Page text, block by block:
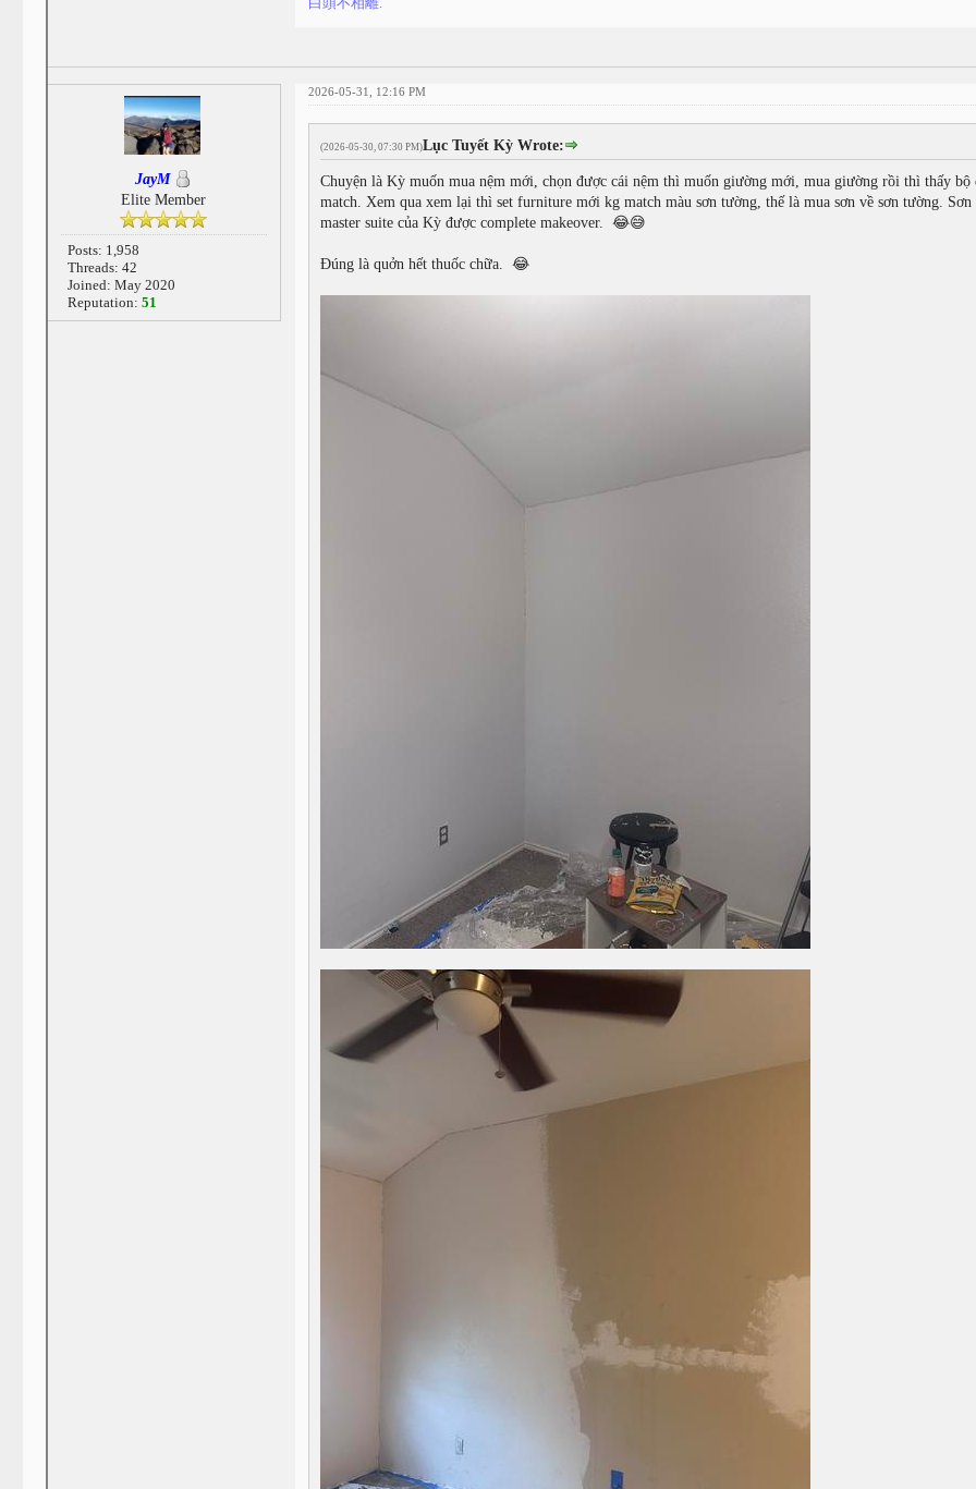
JayM
Elite Member
Posts: 1,958
Threads: 42
Joined: May 2020
Reputation:51
2026-05-31, 12:16 PM
(2026-05-30, 07:30 PM)Lục Tuyết Kỳ Wrote:
Chuyện là Kỳ muốn mua nệm mới, chọn được cái nệm thì muốn giường mới, mua giường rồi thì thấy bộ
match. Xem qua xem lại thì set furniture mới kg match màu sơn tường, thế là mua sơn về sơn tường.
master suite của Kỳ được complete makeover. 😂😅
Đúng là quởn hết thuốc chữa. 😂